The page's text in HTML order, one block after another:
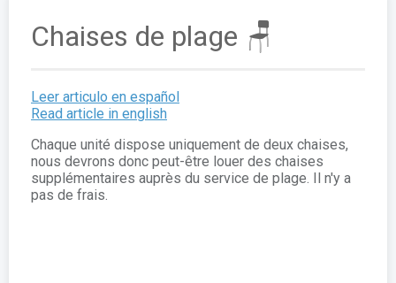
Chaises de plage 🪑
Leer articulo en español
Read article in english
Chaque unité dispose uniquement de deux chaises,
nous devrons donc peut-être louer des chaises
supplémentaires auprès du service de plage. Il n'y a
pas de frais.